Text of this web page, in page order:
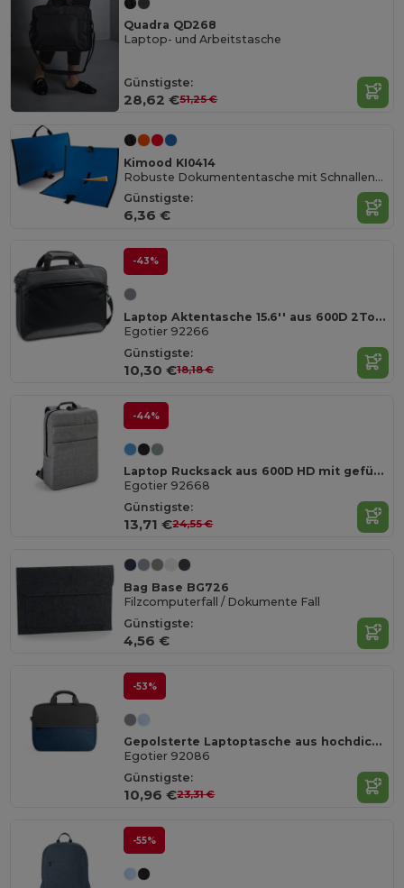
Quadra QD268
Laptop- und Arbeitstasche
Günstigste:
28,62 €51,25 €
Kimood KI0414
Robuste Dokumententasche mit Schnallenverschluss
Günstigste:
6,36 €
-43%
Laptop Aktentasche 15.6'' aus 600D 2Tone und 300D
Egotier 92266
Günstigste:
10,30 €18,18 €
-44%
Laptop Rucksack aus 600D HD mit gefüttertem 15'6"
Egotier 92668
Günstigste:
13,71 €24,55 €
Bag Base BG726
Filzcomputerfall / Dokumente Fall
Günstigste:
4,56 €
-53%
Gepolsterte Laptoptasche aus hochdichtem, recyceltem 600D-Polyester 15“
Egotier 92086
Günstigste:
10,96 €23,31 €
-55%